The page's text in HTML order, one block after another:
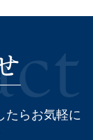
たらお気軽に